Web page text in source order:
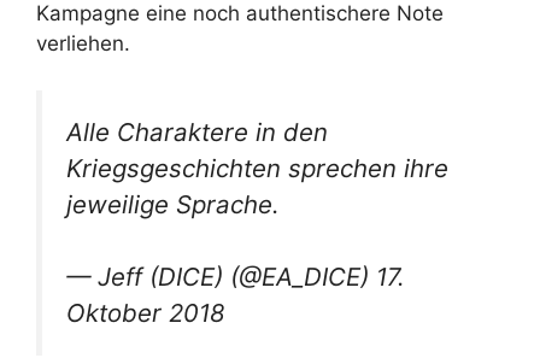
Kampagne eine noch authentischere Note
verliehen.
Alle Charaktere in den
Kriegsgeschichten sprechen ihre
jeweilige Sprache.
— Jeff (DICE) (@EA_DICE) 17.
Oktober 2018